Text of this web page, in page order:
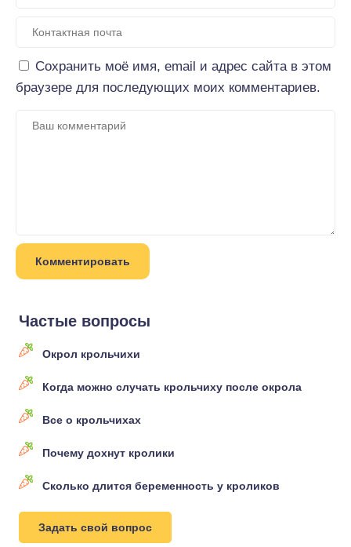
Сохранить моё имя, email и адрес сайта в этом
браузере для последующих моих комментариев.
Частые вопросы
Окрол крольчихи
Когда можно случать крольчиху после окрола
Все о крольчихах
Почему дохнут кролики
Сколько длится беременность у кроликов
Задать свой вопрос